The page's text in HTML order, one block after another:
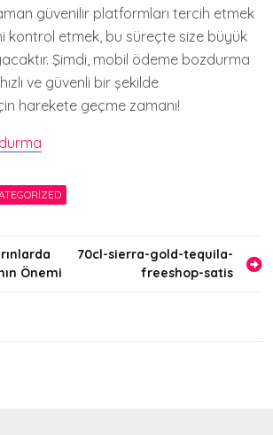
güvenilir platformları tercih etmek
kontrol etmek, bu süreçte size büyük
Şimdi, mobil ödeme bozdurma
ve güvenli bir şekilde
harekete geçme zamanı!
Önemi
70cl-sierra-gold-tequila-
freeshop-satis